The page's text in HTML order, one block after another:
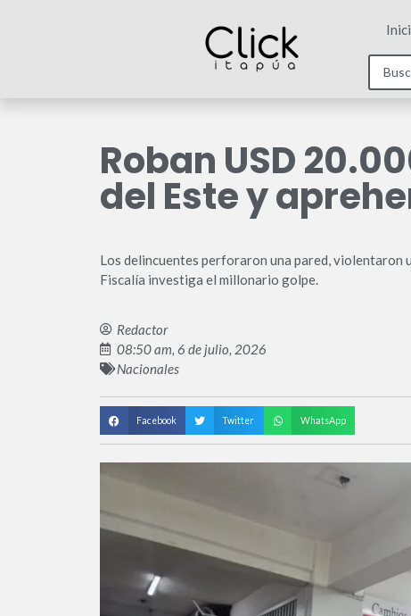
Roban USD
del Este y
Los delincuentes perforaron una pared, violentaron
Fiscalía investiga el millonario golpe.
Redactor
08:50 am, 6 de julio, 2026
Nacionales
Facebook Twitter WhatsApp